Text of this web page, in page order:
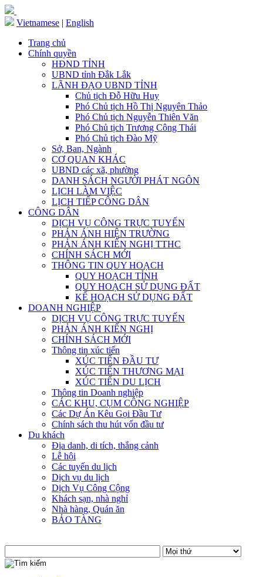
Vietnamese | English
Trang chủ
Chính quyền
HĐND TỈNH
UBND tỉnh Đắk Lắk
LÃNH ĐẠO UBND TỈNH
Chủ tịch Đỗ Hữu Huy
Phó Chủ tịch Hồ Thị Nguyên Thảo
Phó Chủ tịch Nguyễn Thiên Văn
Phó Chủ tịch Trương Công Thái
Phó Chủ tịch Đào Mỹ
Sở, Ban, Ngành
CƠ QUAN KHÁC
UBND các xã, phường
DANH SÁCH NGƯỜI PHÁT NGÔN
LỊCH LÀM VIỆC
LỊCH TIẾP CÔNG DÂN
CÔNG DÂN
DỊCH VỤ CÔNG TRỰC TUYẾN
PHẢN ÁNH HIỆN TRƯỜNG
PHẢN ÁNH KIẾN NGHỊ TTHC
CHÍNH SÁCH MỚI
THÔNG TIN QUY HOẠCH
QUY HOẠCH TỈNH
QUY HOẠCH SỬ DỤNG ĐẤT
KẾ HOẠCH SỬ DỤNG ĐẤT
DOANH NGHIỆP
DỊCH VỤ CÔNG TRỰC TUYẾN
PHẢN ÁNH KIẾN NGHỊ
CHÍNH SÁCH MỚI
Thông tin xúc tiến
XÚC TIẾN ĐẦU TƯ
XÚC TIẾN THƯƠNG MẠI
XÚC TIẾN DU LỊCH
Thông tin Doanh nghiệp
CÁC KHU, CỤM CÔNG NGHIỆP
Các Dự Án Kêu Gọi Đầu Tư
Chính sách thu hút vốn đầu tư
Du khách
Địa danh, di tích, thắng cảnh
Lễ hội
Các tuyến du lịch
Dịch vụ du lịch
Dịch Vụ Công Cộng
Khách sạn, nhà nghỉ
Nhà hàng, Quán ăn
BẢO TÀNG